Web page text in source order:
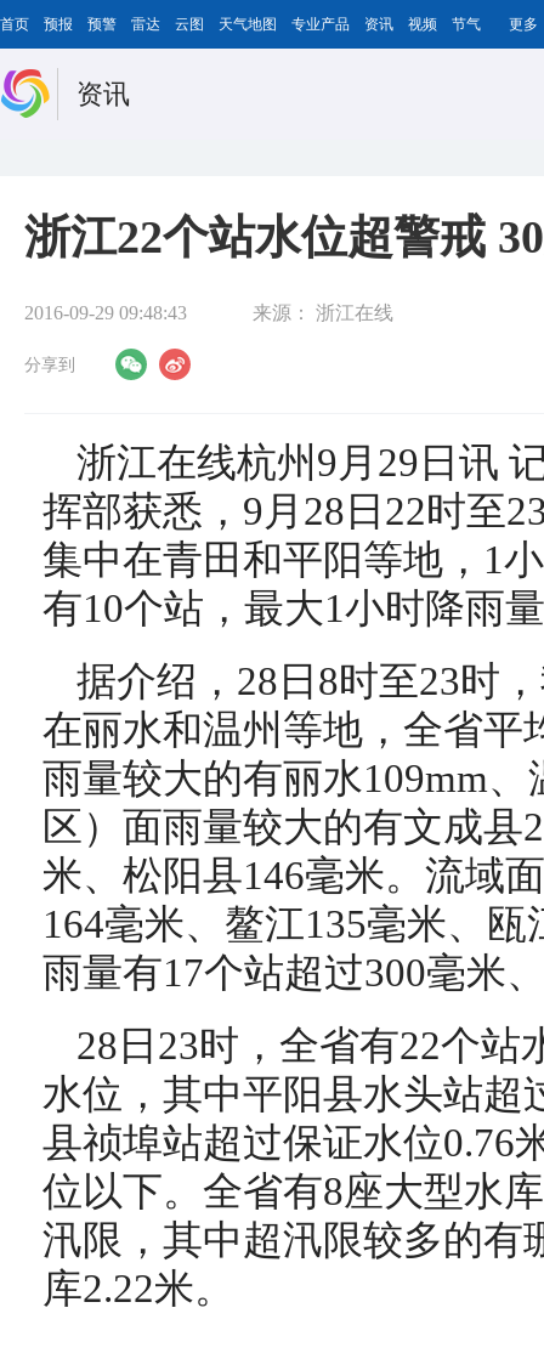
首页 预报 预警 雷达 云图 天气地图 专业产品 资讯 视频 节气 更多
资讯
浙江22个站水位超警戒
2016-09-29 09:48:43 来源： 浙江在线
分享到
浙江在线杭州9月29日讯
挥部获悉，9月28日22时至
集中在青田和平阳等地，1
有10个站，最大1小时降雨
据介绍，28日8时至23时
在丽水和温州等地，全省平
雨量较大的有丽水109mm
区）面雨量较大的有文成县
米、松阳县146毫米。流域
164毫米、鳌江135毫米、
雨量有17个站超过300毫米
28日23时，全省有22个
水位，其中平阳县水头站超
县祯埠站超过保证水位0.76
位以下。全省有8座大型水
汛限，其中超汛限较多的有
库2.22米。